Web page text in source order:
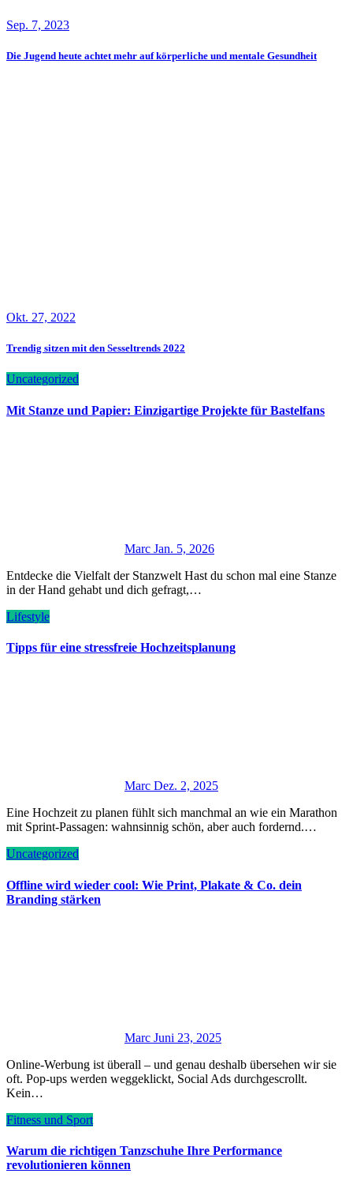
Sep. 7, 2023
Die Jugend heute achtet mehr auf körperliche und mentale Gesundheit
Okt. 27, 2022
Trendig sitzen mit den Sesseltrends 2022
Uncategorized
Mit Stanze und Papier: Einzigartige Projekte für Bastelfans
Marc Jan. 5, 2026
Entdecke die Vielfalt der Stanzwelt Hast du schon mal eine Stanze
in der Hand gehabt und dich gefragt,…
Lifestyle
Tipps für eine stressfreie Hochzeitsplanung
Marc Dez. 2, 2025
Eine Hochzeit zu planen fühlt sich manchmal an wie ein Marathon
mit Sprint-Passagen: wahnsinnig schön, aber auch fordernd.…
Uncategorized
Offline wird wieder cool: Wie Print, Plakate & Co. dein
Branding stärken
Marc Juni 23, 2025
Online-Werbung ist überall – und genau deshalb übersehen wir sie
oft. Pop-ups werden weggeklickt, Social Ads durchgescrollt.
Kein…
Fitness und Sport
Warum die richtigen Tanzschuhe Ihre Performance
revolutionieren können